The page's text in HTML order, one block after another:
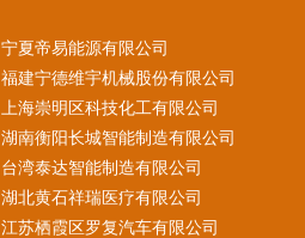
宁夏帝易能源有限公司
福建宁德维宇机械股份有限公司
上海崇明区科技化工有限公司
湖南衡阳长城智能制造有限公司
台湾泰达智能制造有限公司
湖北黄石祥瑞医疗有限公司
江苏栖霞区罗复汽车有限公司